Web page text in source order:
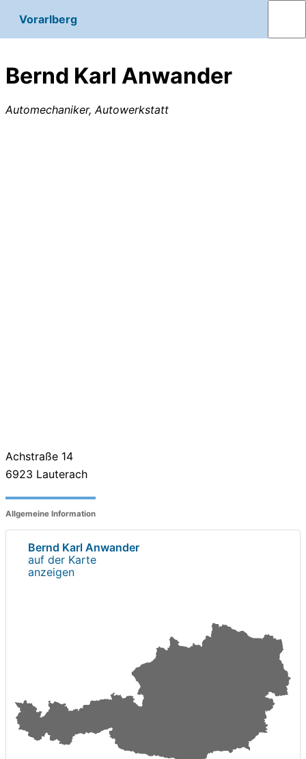
Vorarlberg
Bernd Karl Anwander
Automechaniker, Autowerkstatt
Achstraße 14
6923 Lauterach
Allgemeine Information
Bernd Karl Anwander
auf der Karte
anzeigen